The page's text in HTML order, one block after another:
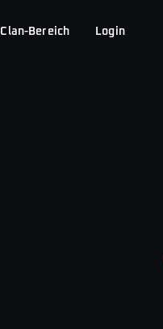
Clan-Bereich Login